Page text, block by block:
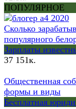
ПОПУЛЯРНОЕ
Сколько
популярного
Зарплаты
37 151к.
Общественная
формы и виды
Бесплатная